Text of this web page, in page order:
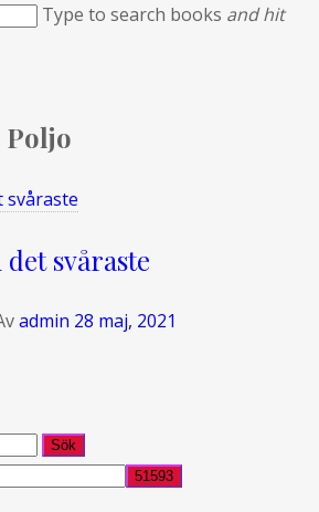
Type to search books and hit
Poljo
svåraste
admin 28 maj, 2021